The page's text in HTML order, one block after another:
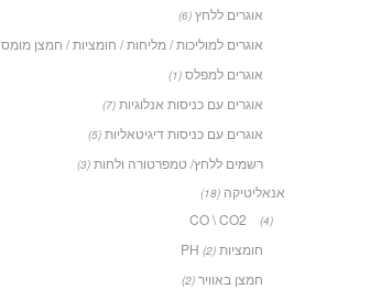
אוגרים ללחץ (6)
אוגרים למוליכות / מליחות / חומציות / חמצן מומס
אוגרים למפלס (1)
אוגרים עם כניסות אנלוגיות (7)
אוגרים עם כניסות דיגיטאליות (5)
רשמים ללחץ/ טמפרטורה ולחות (3)
אנאליטיקה (18)
CO \ CO2 (4)
חומציות PH (2)
חמצן באוויר (2)